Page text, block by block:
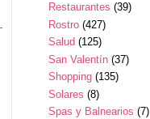
Restaurantes (39)
Rostro (427)
Salud (125)
San Valentín (37)
Shopping (135)
Solares (8)
Spas y Balnearios (7)